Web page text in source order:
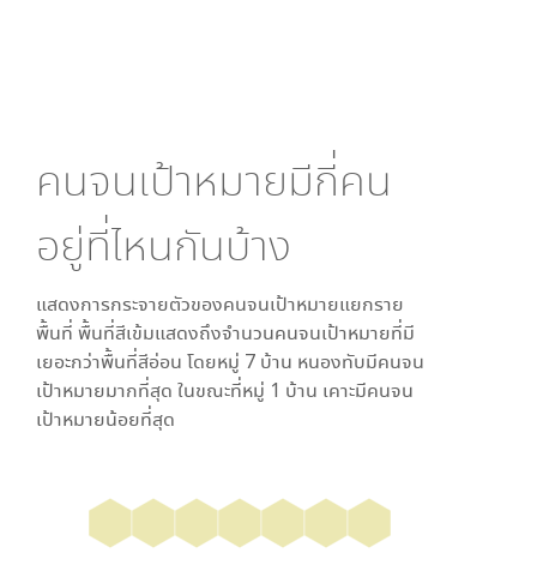
คนจนเป้าหมายมีกี่คน
อยู่ที่ไหนกันบ้าง
แสดงการกระจายตัวของคนจนเป้าหมายแยกราย
พื้นที่ พื้นที่สีเข้มแสดงถึงจำนวนคนจนเป้าหมายที่มี
เยอะกว่าพื้นที่สีอ่อน โดยหมู่ 7 บ้าน หนองทับมีคนจน
เป้าหมายมากที่สุด ในขณะที่หมู่ 1 บ้าน เคาะมีคนจน
เป้าหมายน้อยที่สุด